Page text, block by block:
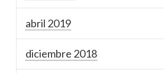
abril 2019
diciembre 2018